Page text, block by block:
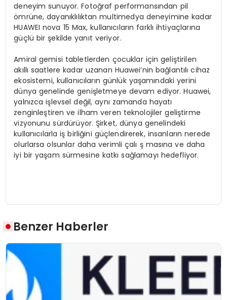
deneyim sunuyor. Fotoğraf performansından pil
ömrüne, dayanıklılıktan multimedya deneyimine kadar
HUAWEI nova 15 Max, kullanıcıların farklı ihtiyaçlarına
güçlü bir şekilde yanıt veriyor.
Amiral gemisi tabletlerden çocuklar için geliştirilen
akıllı saatlere kadar uzanan Huawei’nin bağlantılı cihaz
ekosistemi, kullanıcıların günlük yaşamındaki yerini
dünya genelinde genişletmeye devam ediyor. Huawei,
yalnızca işlevsel değil, aynı zamanda hayatı
zenginleştiren ve ilham veren teknolojiler geliştirme
vizyonunu sürdürüyor. Şirket, dünya genelindeki
kullanıcılarla iş birliğini güçlendirerek, insanların nerede
olurlarsa olsunlar daha verimli çalı ş masına ve daha
iyi bir yaşam sürmesine katkı sağlamayı hedefliyor.
Benzer Haberler